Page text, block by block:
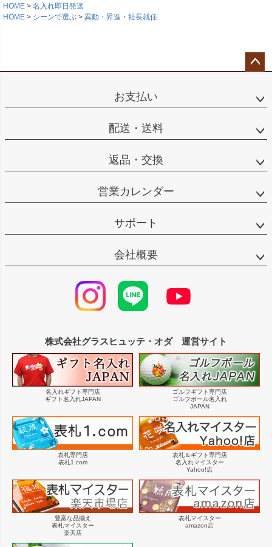
HOME
名入れ即日発送
HOME
シーンで選ぶ 異動・昇進・社長就任
ップ
お支払い
配送・送料
返品・交換
営業カレンダー
サポート
会社概要
株式会社グラスヒュッテ・オダ 運営サイト
名入れギフト専門店
ギフト名入れJAPAN
ゴルフギフト専門店
ゴルフボール名入れ
JAPAN
表札専門店
表札1.com
表札＆ギフト専門店
名入れマイスター
Yahoo!店
豊富な品揃え
表札マイスター
楽天店
表札マイスター
amazon店